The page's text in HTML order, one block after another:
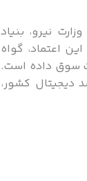
نیرو، بنیاد
اعتماد، گواه
سوق داده است.
دیجیتال کشور،